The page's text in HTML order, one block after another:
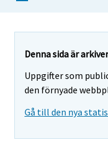
Denna sida är
Uppgifter som
den förnyade
Gå till den nya